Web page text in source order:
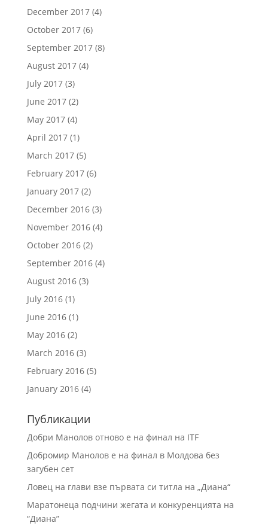
December 2017(4)
October 2017(6)
September 2017(8)
August 2017(4)
July 2017(3)
June 2017(2)
May 2017(4)
April 2017(1)
March 2017(5)
February 2017(6)
January 2017(2)
December 2016(3)
November 2016(4)
October 2016(2)
September 2016(4)
August 2016(3)
July 2016(1)
June 2016(1)
May 2016(2)
March 2016(3)
February 2016(5)
January 2016(4)
Публикации
Добри Манолов отново е на финал на ITF
Добромир Манолов е на финал в Молдова без
загубен сет
Ловец на глави взе първата си титла на „Диана“
Маратонеца подчини жегата и конкуренцията на
“Диана”